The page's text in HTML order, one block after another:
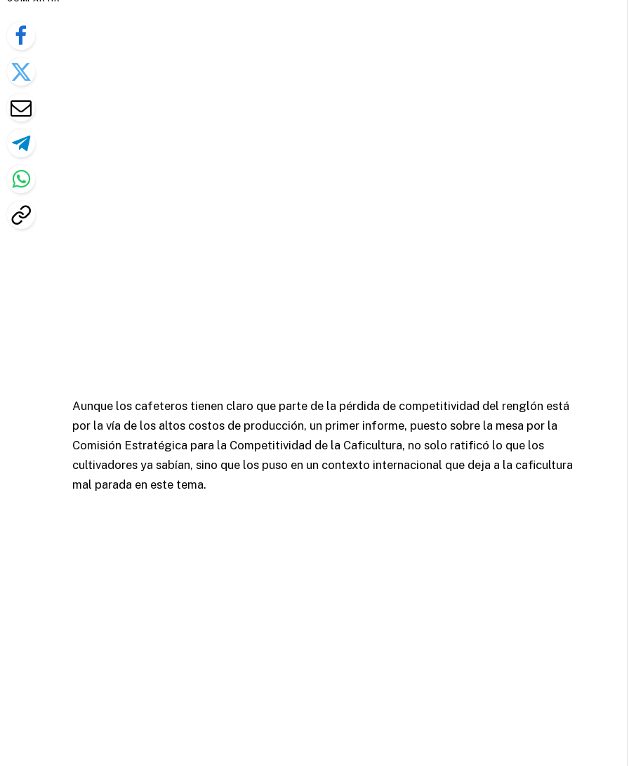
Aunque los cafeteros tienen claro que parte de la pérdida de competitividad del renglón está
por la vía de los altos costos de producción, un primer informe, puesto sobre la mesa por la
Comisión Estratégica para la Competitividad de la Caficultura, no solo ratificó lo que los
cultivadores ya sabían, sino que los puso en un contexto internacional que deja a la caficultura
mal parada en este tema.